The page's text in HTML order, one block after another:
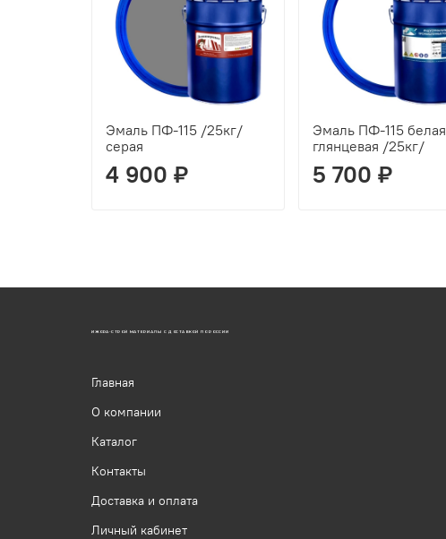
Эмаль ПФ-115 /25кг/
серая
4 900 ₽
Эмаль ПФ-115 белая
глянцевая /25кг/
5 700 ₽
ИЖОРА-СТРОЙ МАТЕРИАЛЫ С ДОСТАВКОЙ ПО РОССИИ
Главная
О компании
Каталог
Контакты
Доставка и оплата
Личный кабинет